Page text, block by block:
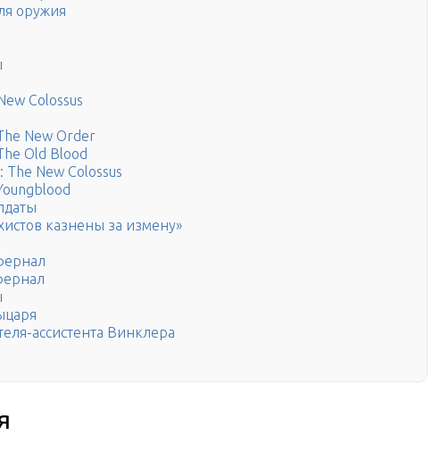
оружия
Colossus
New Order
Old Blood
New Colossus
казнены за измену»
ассистента Винклера